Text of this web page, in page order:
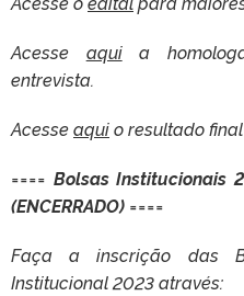
Acesse aquia
entrevista.
Acesseaquio resultado
==== Bolsas Institucionais
(ENCERRADO) ====
Faça a inscrição das
Institucional 2023 através: